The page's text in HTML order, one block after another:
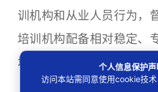
训机构和从业人员行为，
培训机构配备相对稳定、
培训类别相适应的师资和
《中华人民共和国劳动合
个人信息保护声
访问本站需同意使用cookie技术